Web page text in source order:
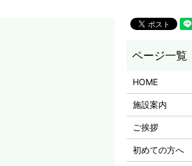
HOME
施設案内
ご挨拶
初めての方へ